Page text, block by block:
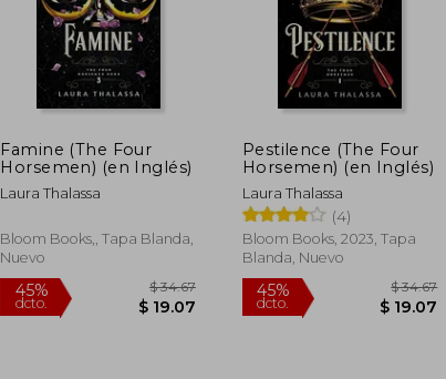
Famine (The Four
Horsemen) (en Inglés)
Laura Thalassa
Bloom Books,, Tapa Blanda,
Nuevo
Pestilence (The Four
Horsemen) (en Inglés)
Laura Thalassa
(4)
Bloom Books, 2023, Tapa
Blanda, Nuevo